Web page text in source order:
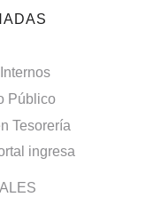
Público
Tesorería
ingresa